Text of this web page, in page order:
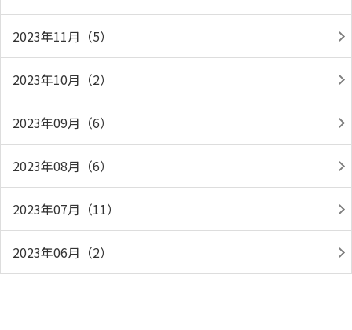
2023年11月（5）
2023年10月（2）
2023年09月（6）
2023年08月（6）
2023年07月（11）
2023年06月（2）